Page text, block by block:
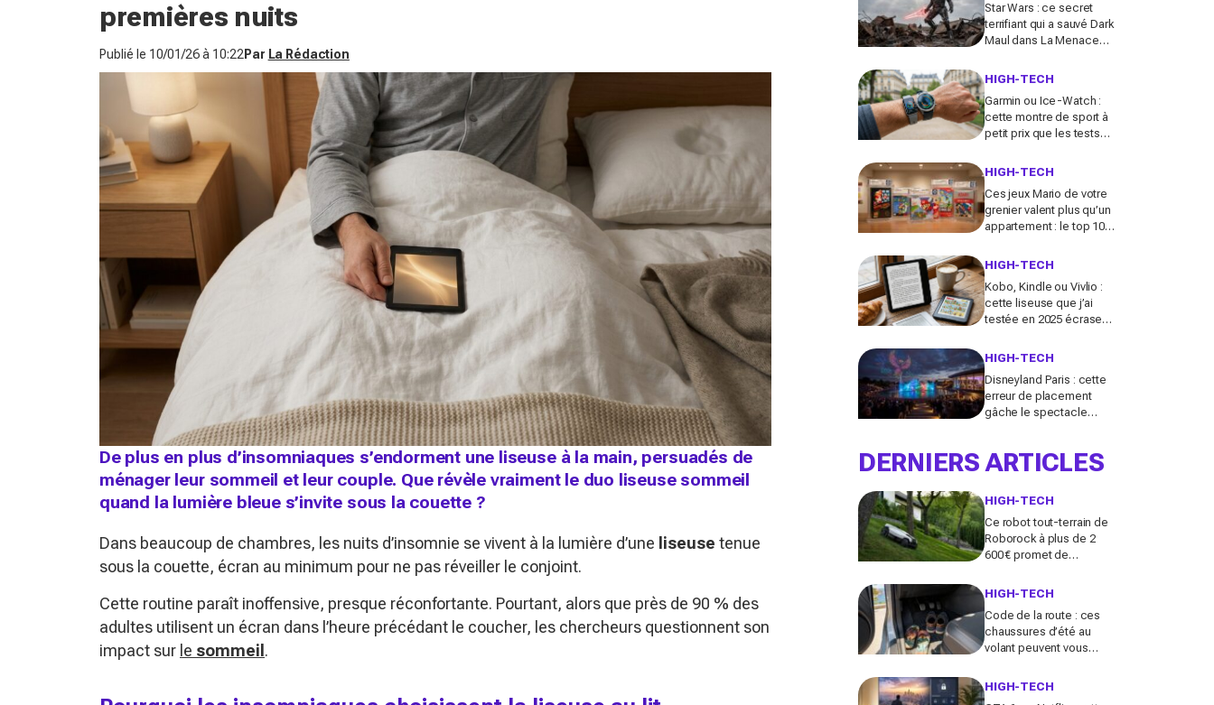
premières nuits
Publié le 10/01/26 à 10:22 Par La Rédaction
De plus en plus d’insomniaques s’endorment une liseuse à la main, persuadés de
ménager leur sommeil et leur couple. Que révèle vraiment le duo liseuse sommeil
quand la lumière bleue s’invite sous la couette ?
Dans beaucoup de chambres, les nuits d’insomnie se vivent à la lumière d’une liseuse tenue
sous la couette, écran au minimum pour ne pas réveiller le conjoint.
Cette routine paraît inoffensive, presque réconfortante. Pourtant, alors que près de 90 % des
adultes utilisent un écran dans l’heure précédant le coucher, les chercheurs questionnent son
impact sur le sommeil .
Star Wars : ce secret
terrifiant qui a sauvé Dark
Maul dans La Menace
la série Maul : Seigneur
HIGH-TECH
Garmin ou Ice-Watch :
cette montre de sport à
petit prix que les tests
sportives vraiment
HIGH-TECH
Ces jeux Mario de votre
grenier valent plus qu’un
appartement : le top 10
s’arrachent en ce
HIGH-TECH
Kobo, Kindle ou Vivlio :
cette liseuse que j’ai
testée en 2025 écrase
ne reviendrai plus en
HIGH-TECH
Disneyland Paris : cette
erreur de placement
gâche le spectacle
profiter vraiment
DERNIERS ARTICLES
HIGH-TECH
Ce robot tout-terrain de
Roborock à plus de 2
600 € promet de
pente… faut-il vraiment
HIGH-TECH
Code de la route : ces
chaussures d’été au
volant peuvent vous
plus que 35 € en cas
HIGH-TECH